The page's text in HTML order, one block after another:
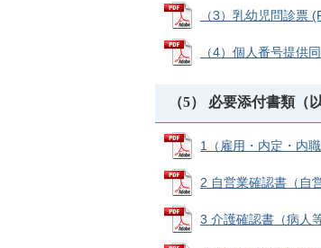
（3）乳幼児問診票
（4）個人番号提供
（5） 必要添付書類（
1（雇用・内定・内
2 自営業確認書（自
3 介護確認書（病人